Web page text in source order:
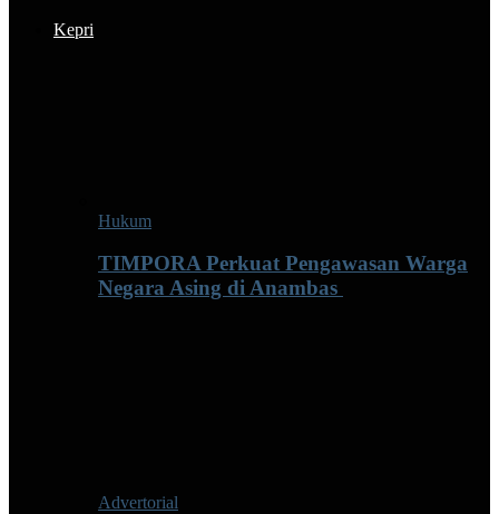
Kepri
Hukum
TIMPORA Perkuat Pengawasan Warga
Negara Asing di Anambas ‎
Advertorial